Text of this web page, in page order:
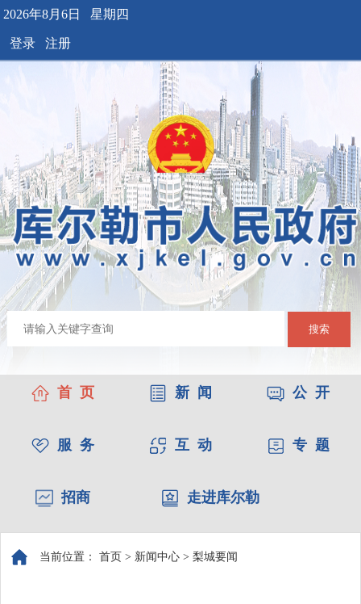
2026年8月6日 星期四
登录 注册
搜索
首 页 新 闻 公 开
服 务 互 动 专 题
招商 走进库尔勒
当前位置： 首页 > 新闻中心 > 梨城要闻